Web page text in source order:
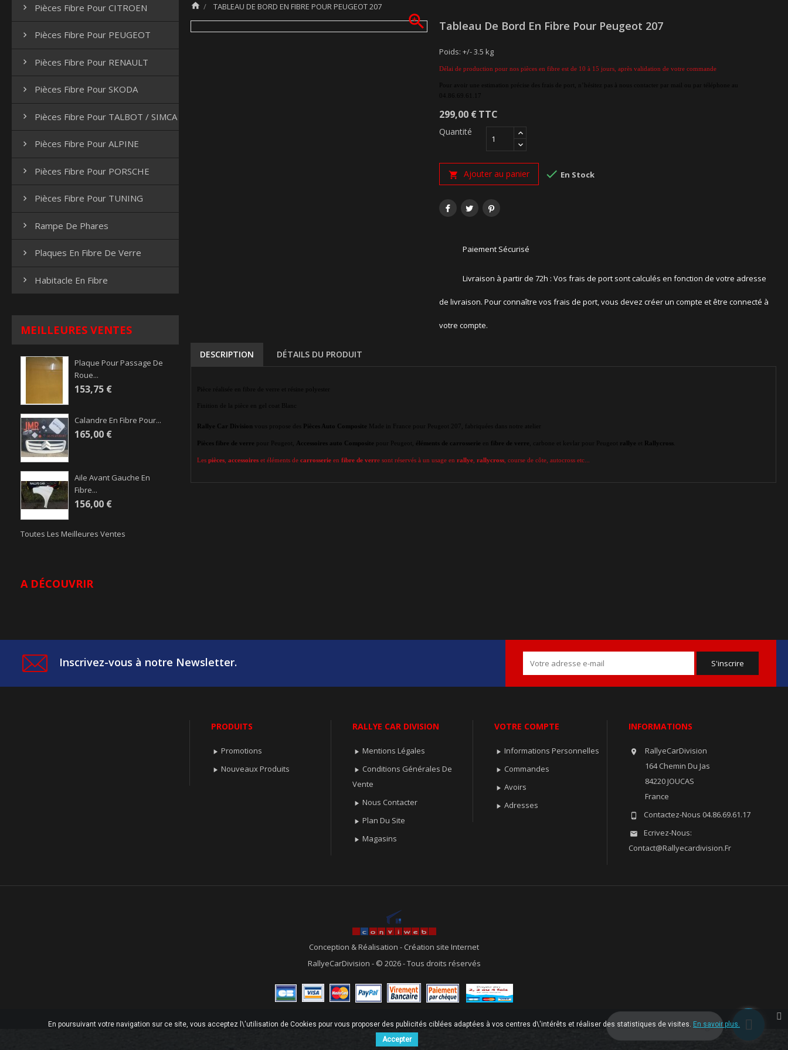
Laissez-nous un message
 Pièces Fibre Pour CITROEN
 Pièces Fibre Pour PEUGEOT
 Pièces Fibre Pour RENAULT
 Pièces Fibre Pour SKODA
 Pièces Fibre Pour TALBOT / SIMCA
 Pièces Fibre Pour ALPINE
 Pièces Fibre Pour PORSCHE
 Pièces Fibre Pour TUNING
 Rampe De Phares
 Plaques En Fibre De Verre
 Habitacle En Fibre
MEILLEURES VENTES
Plaque Pour Passage De
Roue...
153,75 €
Calandre En Fibre Pour...
165,00 €
Aile Avant Gauche En
Fibre...
156,00 €
Toutes Les Meilleures Ventes
A DÉCOUVRIR
 TABLEAU DE BORD EN FIBRE POUR PEUGEOT 207
 Tableau De Bord En Fibre Pour Peugeot 207
Poids: +/- 3.5 kg
Délai de production pour nos pièces en fibre est de 10 à 15 jours, après validation de votre commande
Pour avoir une estimation précise des frais de port, n’hésitez pas à nous contacter par mail ou par téléphone au
04.86.69.61.17
299,00 €TTC
Quantité
 Ajouter au panier  En Stock
Paiement Sécurisé
Livraison à partir de 72h : Vos frais de port sont calculés en fonction de votre adresse
de livraison. Pour connaître vos frais de port, vous devez créer un compte et être connecté à
votre compte.
DESCRIPTION DÉTAILS DU PRODUIT
Pièce réalisée en fibre de verre et résine polyester
Finition de la pièce en gel coat Blanc
Rallye Car Division vous propose des Pièces Auto Composite Made in France pour Peugeot 207, fabriquées dans notre atelier
Pièces fibre de verre pour Peugeot, Accessoires auto Composite pour Peugeot, éléments de carrosserie fibre de verre , carbone et kevlar pour Peugeot rallye Rallycross.
Les pièces, accessoireset éléments de carrosserieen fibre de verre sont réservés à un usage en rallye, rallycross, course de côte, autocross etc...
Inscrivez-vous à notre Newsletter.
PRODUITS
 Promotions
 Nouveaux Produits
RALLYE CAR DIVISION
 Mentions Légales
 Conditions Générales De
Vente
 Nous Contacter
 Plan Du Site
 Magasins
VOTRE COMPTE
 Informations Personnelles
 Commandes
 Avoirs
 Adresses
INFORMATIONS

RallyeCarDivision
164 Chemin Du Jas
84220 JOUCAS
France
 Contactez-Nous 04.86.69.61.17

Ecrivez-Nous:
Contact@rallyecardivision.fr
Conception & Réalisation - Création site Internet
RallyeCarDivision - © 2026 - Tous droits réservés
En poursuivant votre navigation sur ce site, vous acceptez l\'utilisation de Cookies pour vous proposer des publicités ciblées adaptées à vos centres d\'intérêts et réaliser des statistiques de visites. En savoir plus.
Accepter